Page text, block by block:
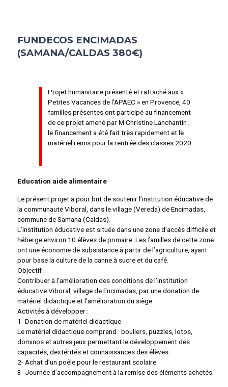
FUNDECOS ENCIMADAS
(SAMANA/CALDAS 380€)
Projet humanitaire présenté et rattaché aux «
Petites Vacances de l’APAEC » en Provence, 40
familles présentes ont participé au financement
de ce projet amené par M.Christine Lanchantin ;
le financement a été fait très rapidement et le
matériel remis pour la rentrée des classes 2020.
Education aide alimentaire
Le présent projet a pour but de soutenir l’institution éducative de
la communauté Viboral, dans le village (Vereda) de Encimadas,
commune de Samana (Caldas).
L’institution éducative est située dans une zone d’accès difficile et
héberge environ 10 élèves de primaire. Les familles de cette zone
ont une économie de subsistance à partir de l’agriculture, ayant
pour base la culture de la canne à sucre et du café.
Objectif :
Contribuer à l’amélioration des conditions de l’institution
éducative Viboral, village de Encimadas, par une donation de
matériel didactique et l’amélioration du siège.
Activités à développer :
1- Donation de matériel didactique
Le matériel didactique comprend : bouliers, puzzles, lotos,
dominos et autres jeux permettant le développement des
capacités, dextérités et connaissances des élèves.
2- Achat d’un poêle pour le restaurant scolaire.
3- Journée d’accompagnement à la remise des éléments achetés.